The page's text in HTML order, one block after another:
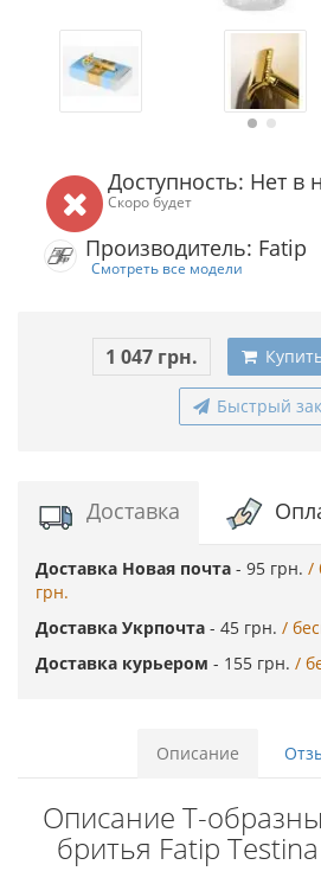
Доступность: Нет в
Скоро будет
Производитель: Fatip
Смотреть все модели
1 047 грн.
Быстрый
Доставка
Доставка Новая почта - 95 грн. /
грн.
Доставка Укрпочта - 45 грн. /
Доставка курьером - 155 грн. /
Описание
Описание Т-
бритья Fatip